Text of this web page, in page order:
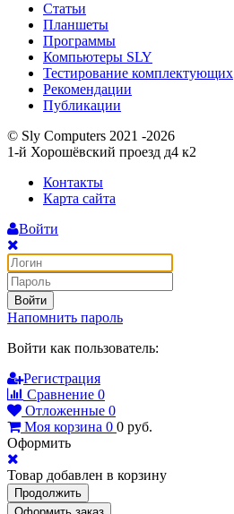
Статьи
Планшеты
Программы
Компьютеры SLY
Тестирование комплектующих
Рекомендации
Публикации
© Sly Computers 2021 -2026
1-й Хорошёвский проезд д4 к2
Контакты
Карта сайта
Войти
Войти
Напомнить пароль
Войти как пользователь:
Регистрация
Сравнение 0
Отложенные 0
Моя корзина 0 0 руб.
Оформить
Товар добавлен в корзину
Продолжить